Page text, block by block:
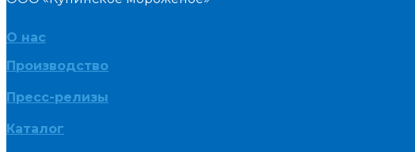
О нас
Производство
Пресс-релизы
Каталог